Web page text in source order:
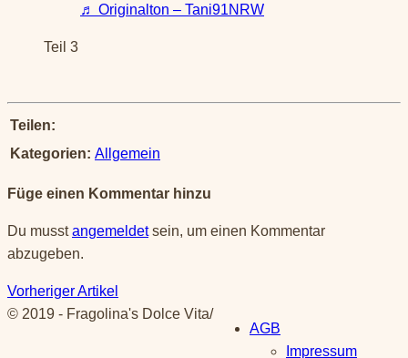
♬ Originalton – Tani91NRW
Teil 3
Teilen:
Kategorien: Allgemein
Füge einen Kommentar hinzu
Du musstangemeldetsein, um einen Kommentar
abzugeben.
Vorheriger Artikel
© 2019 - Fragolina's Dolce Vita/
AGB
Impressum